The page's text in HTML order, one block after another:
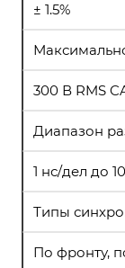
± 1.5%
300 В RMS
Диапазон
1 нс/дел до
Типы
По фронту,